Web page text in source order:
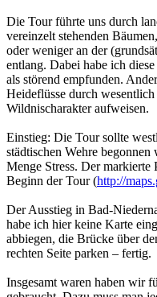
Die Tour führte uns durch
vereinzelt stehenden
oder weniger an der
entlang. Dabei habe ich
als störend empfunden.
Heideflüsse durch
Wildnischarakter aufweisen.
Einstieg: Die Tour sollte
städtischen Wehre
Menge Stress. Der markierte
Beginn der Tour (http://
Der Ausstieg in Bad-
habe ich hier keine Karte
abbiegen, die Brücke über
rechten Seite parken – fertig.
Insgesamt waren haben wir